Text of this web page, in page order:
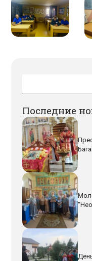
Последние